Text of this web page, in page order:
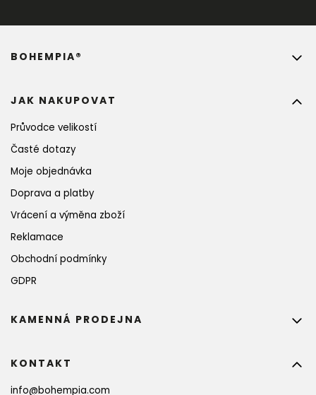
JAK NAKUPOVAT
Průvodce velikostí
Časté dotazy
Moje objednávka
Doprava a platby
Vrácení a výměna zboží
Reklamace
Obchodní podmínky
GDPR
BOHEMPIA®
KONTAKT
info@bohempia.com
KAMENNÁ PRODEJNA